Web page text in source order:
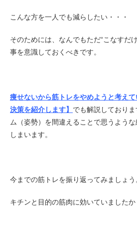
こんな方を一人でも減らしたい・・・
そのためには、なんでもただ“こなすだ
事を意識しておくべきです。
痩せないから筋トレをやめようと考え
決策を紹介します】 でも解説しており
ム（姿勢）を間違えることで思うよう
しまいます。
今までの筋トレを振り返ってみましょう
キチンと目的の筋肉に効いていましたか